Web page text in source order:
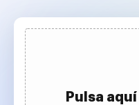
Pulsa